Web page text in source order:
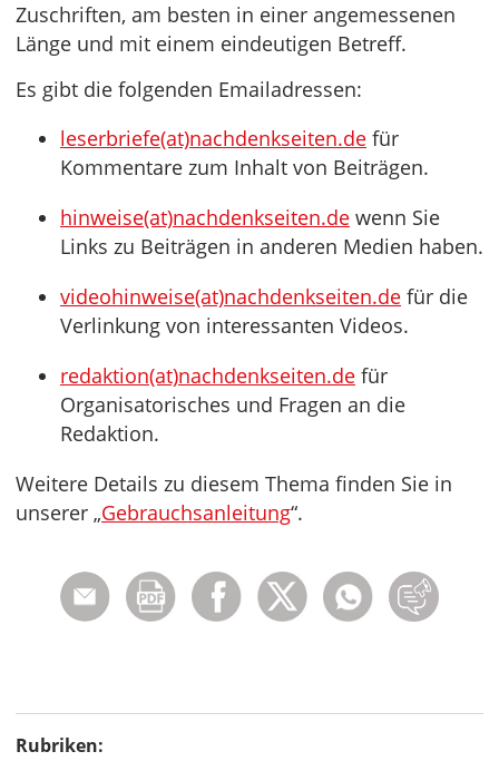
Zuschriften, am besten in einer angemessenen
Länge und mit einem eindeutigen Betreff.
Es gibt die folgenden Emailadressen:
leserbriefe(at)nachdenkseiten.de für
Kommentare zum Inhalt von Beiträgen.
hinweise(at)nachdenkseiten.de wenn Sie
Links zu Beiträgen in anderen Medien haben.
videohinweise(at)nachdenkseiten.de für die
Verlinkung von interessanten Videos.
redaktion(at)nachdenkseiten.de für
Organisatorisches und Fragen an die
Redaktion.
Weitere Details zu diesem Thema finden Sie in
unserer „Gebrauchsanleitung“.
Rubriken: